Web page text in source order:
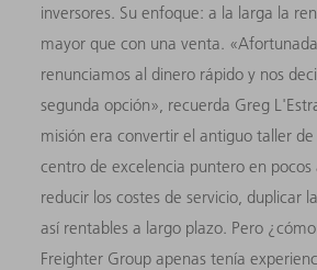
inversores. Su enfoque: a la larga la
mayor que con una venta.
renunciamos al dinero rápido y nos
segunda opción», recuerda Greg
misión era convertir el antiguo taller
centro de excelencia puntero en pocos
reducir los costes de servicio, duplicar
así rentables a largo plazo. Pero
Freighter Group apenas tenía